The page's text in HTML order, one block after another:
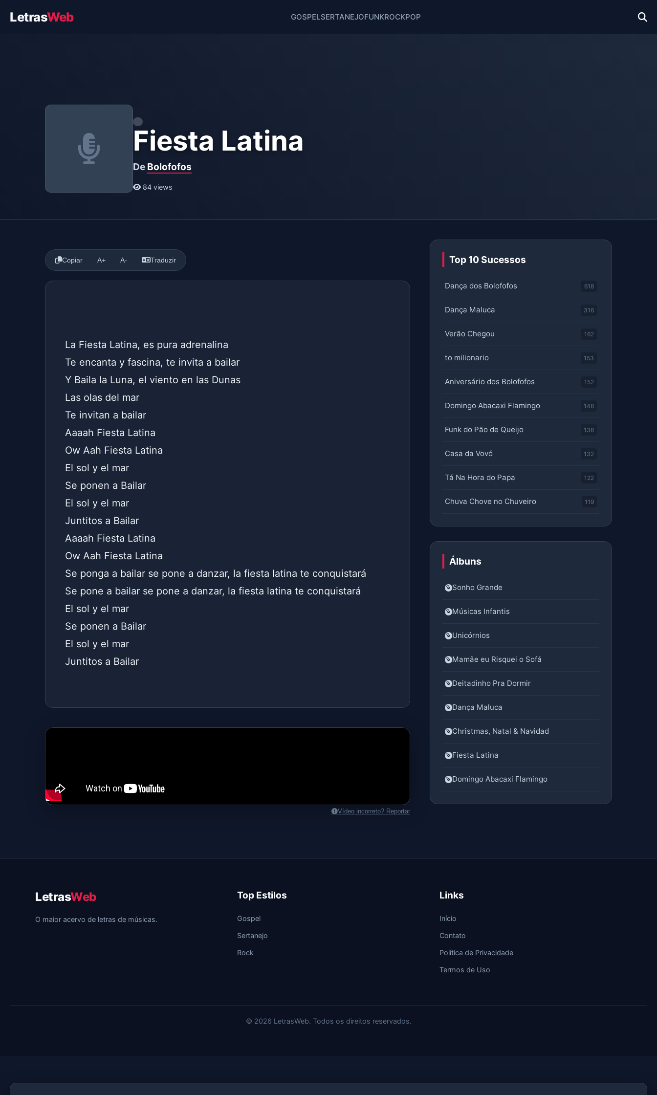
LetrasWeb GOSPELSERTANEJOFUNKROCKPOP
Fiesta Latina
De Bolofofos
84 views
Copiar A+ A- Traduzir
La Fiesta Latina, es pura adrenalina
Te encanta y fascina, te invita a bailar
Y Baila la Luna, el viento en las Dunas
Las olas del mar
Te invitan a bailar
Aaaah Fiesta Latina
Ow Aah Fiesta Latina
El sol y el mar
Se ponen a Bailar
El sol y el mar
Juntitos a Bailar
Aaaah Fiesta Latina
Ow Aah Fiesta Latina
Se ponga a bailar se pone a danzar, la fiesta latina te conquistará
Se pone a bailar se pone a danzar, la fiesta latina te conquistará
El sol y el mar
Se ponen a Bailar
El sol y el mar
Juntitos a Bailar
Vídeo incorreto? Reportar
Top 10 Sucessos
Dança dos Bolofofos 618
Dança Maluca 316
Verão Chegou 162
to milionario 153
Aniversário dos Bolofofos 152
Domingo Abacaxi Flamingo 148
Funk do Pão de Queijo 138
Casa da Vovó 132
Tá Na Hora do Papa 122
Chuva Chove no Chuveiro 119
Álbuns
Sonho Grande
Músicas Infantis
Unicórnios
Mamãe eu Risquei o Sofá
Deitadinho Pra Dormir
Dança Maluca
Christmas, Natal & Navidad
Fiesta Latina
Domingo Abacaxi Flamingo
LetrasWeb
O maior acervo de letras de músicas.
Top Estilos
Gospel
Sertanejo
Rock
Links
Início
Contato
Política de Privacidade
Termos de Uso
© 2026 LetrasWeb. Todos os direitos reservados.